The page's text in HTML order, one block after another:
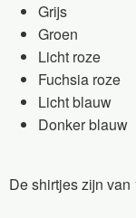
Grijs
Groen
Licht roze
Fuchsia roze
Licht blauw
Donker blauw
De shirtjes zijn